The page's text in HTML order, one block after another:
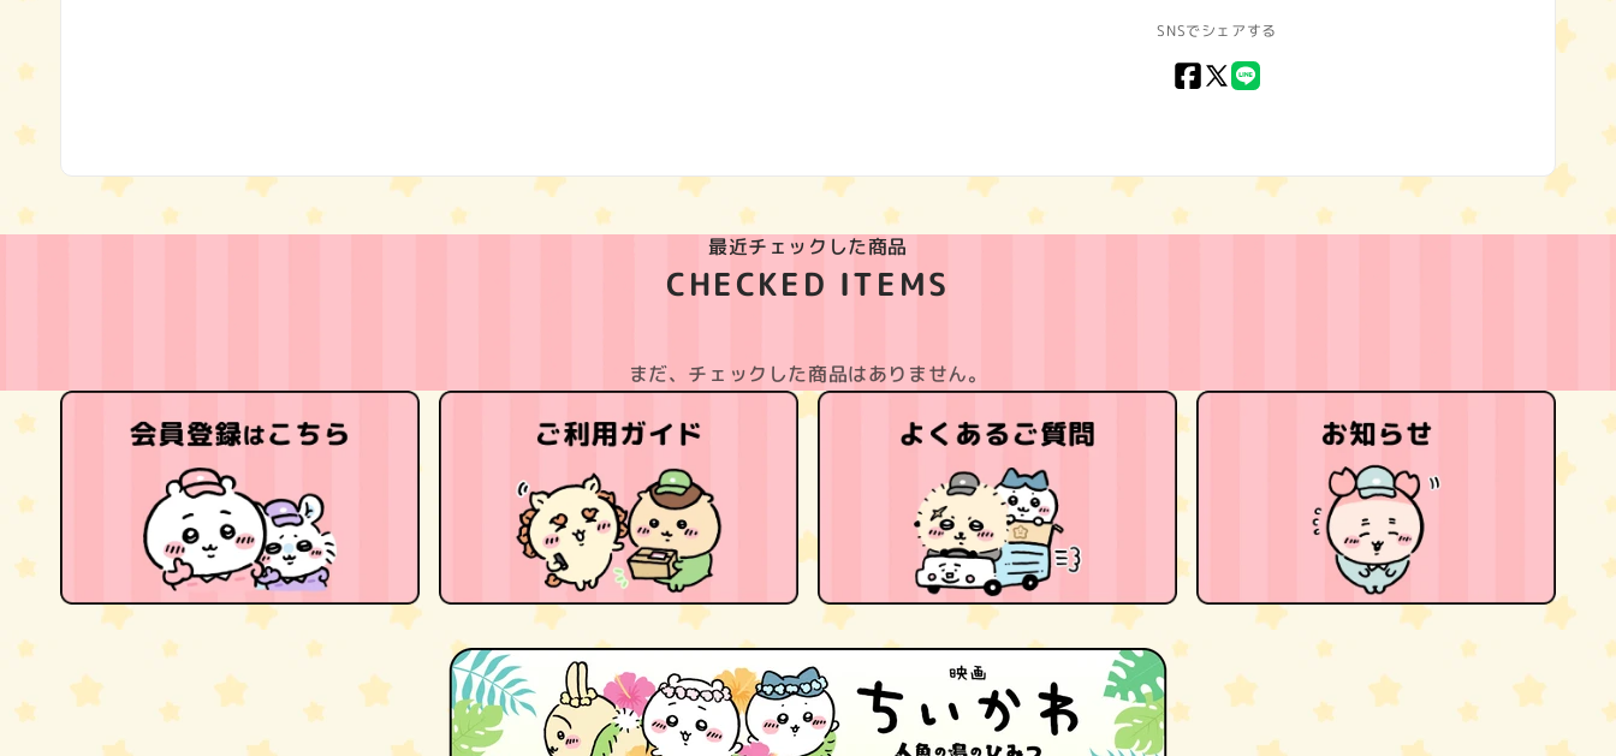
SNSでシェアする
Facebook
X
最近チェックした商品
CHECKED ITEMS
まだ、チェックした商品はありません。